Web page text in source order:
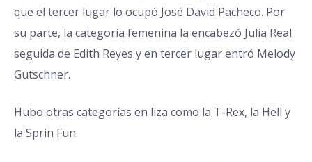
que el tercer lugar lo ocupó José David Pacheco. Por
su parte, la categoría femenina la encabezó Julia Real
seguida de Edith Reyes y en tercer lugar entró Melody
Gutschner.
Hubo otras categorías en liza como la T-Rex, la Hell y
la Sprin Fun.